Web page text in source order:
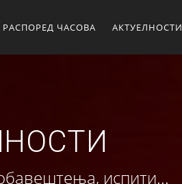
РАСПОРЕД ЧАСОВА АКТУЕЛНОСТИ
испити...